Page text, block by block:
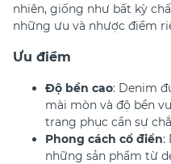
nhiên, giống như bất kỳ
những ưu và nhược điểm
Ưu điểm
Độ bền cao: Denim
mài mòn và độ bền
trang phục cần sự
Phong cách cổ điển:
những sản phẩm từ